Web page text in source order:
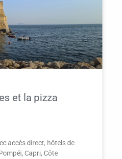
et la pizza
accès direct, hôtels de
Capri, Côte